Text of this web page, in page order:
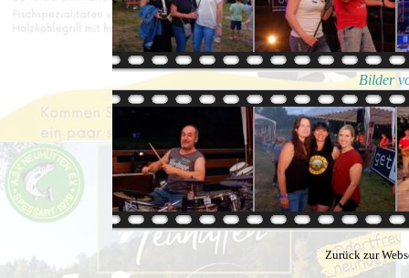
Bilder
Zurück zur